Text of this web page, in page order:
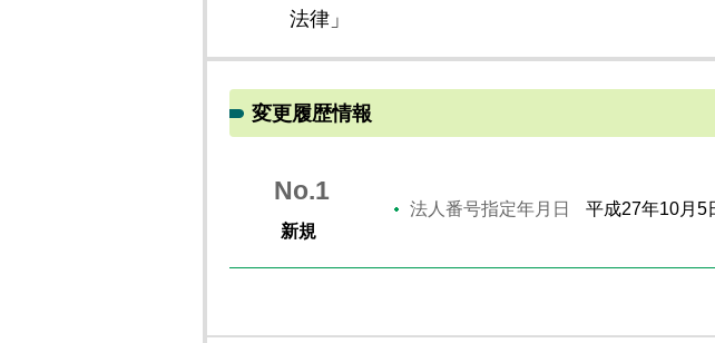
法律」
変更履歴情報
No.1
新規
法人番号指定年月日 平成27年10月5